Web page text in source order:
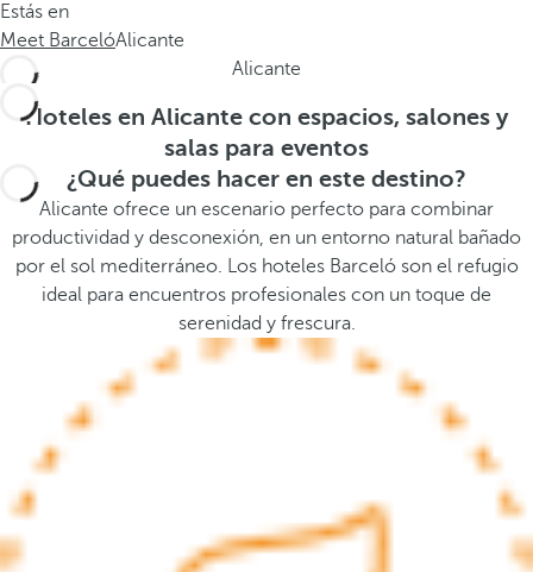
.b
a
b
a
n
a
Estás en
Meet BarcelóAlicante
Alicante
Hoteles en Alicante con espacios, salones y
salas para eventos
¿Qué puedes hacer en este destino?
Alicante ofrece un escenario perfecto para combinar
productividad y desconexión, en un entorno natural bañado
por el sol mediterráneo. Los hoteles Barceló son el refugio
ideal para encuentros profesionales con un toque de
serenidad y frescura.